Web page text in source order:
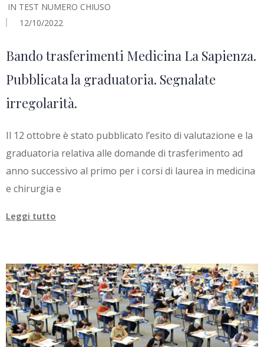
IN TEST NUMERO CHIUSO
12/10/2022
Bando trasferimenti Medicina La Sapienza.
Pubblicata la graduatoria. Segnalate
irregolarità.
Il 12 ottobre è stato pubblicato l’esito di valutazione e la
graduatoria relativa alle domande di trasferimento ad
anno successivo al primo per i corsi di laurea in medicina
e chirurgia e
Leggi tutto